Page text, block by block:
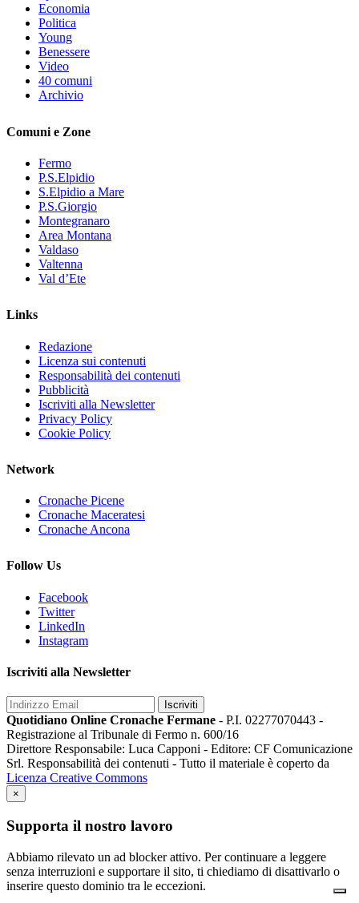
Economia
Politica
Young
Benessere
Video
40 comuni
Archivio
Comuni e Zone
Fermo
P.S.Elpidio
S.Elpidio a Mare
P.S.Giorgio
Montegranaro
Area Montana
Valdaso
Valtenna
Val d’Ete
Links
Redazione
Licenza sui contenuti
Responsabilità dei contenuti
Pubblicità
Iscriviti alla Newsletter
Privacy Policy
Cookie Policy
Network
Cronache Picene
Cronache Maceratesi
Cronache Ancona
Follow Us
Facebook
Twitter
LinkedIn
Instagram
Iscriviti alla Newsletter
Iscriviti
Quotidiano Online Cronache Fermane - P.I. 02277070443 -
Registrazione al Tribunale di Fermo n. 600/16
Direttore Responsabile: Luca Capponi - Editore: CF Comunicazione
Srl. Responsabilità dei contenuti - Tutto il materiale è coperto da
Licenza Creative Commons
×
Supporta il nostro lavoro
Abbiamo rilevato un ad blocker attivo. Per continuare a leggere
senza interruzioni e supportare il sito, ti chiediamo di disattivarlo o
inserire questo dominio tra le eccezioni.